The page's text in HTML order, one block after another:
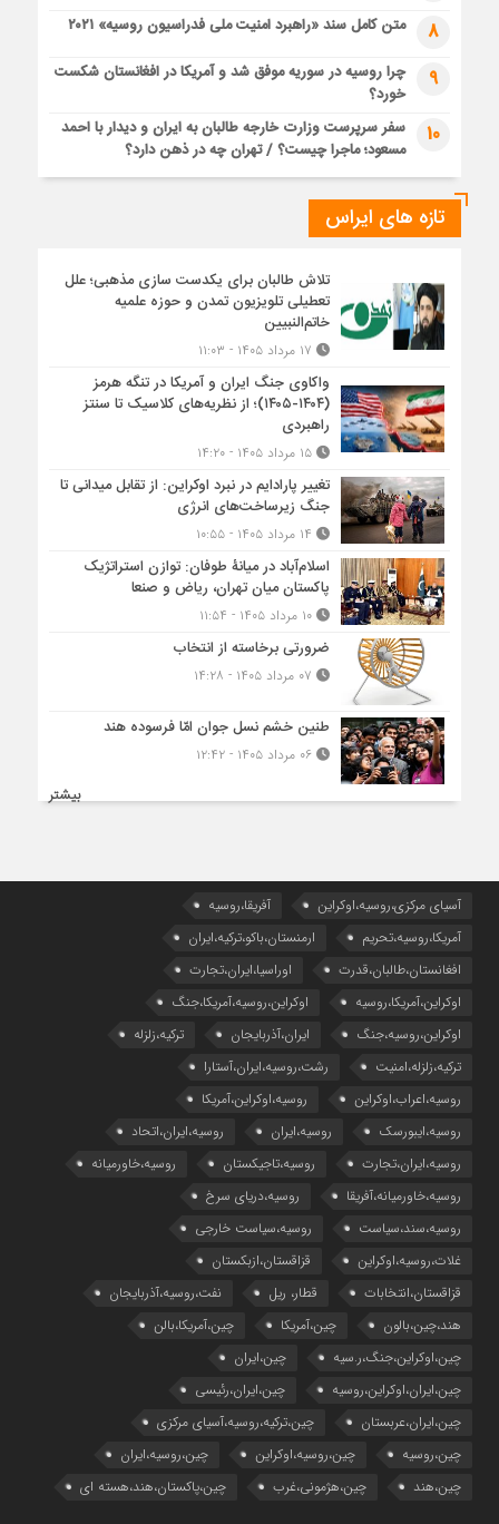
8 متن کامل سند «راهبرد امنیت ملی فدراسیون روسیه» ۲۰۲۱
9
چرا روسیه در سوریه موفق شد و آمریکا در افغانستان شکست
خورد؟
10
سفر سرپرست وزارت خارجه طالبان به ایران و دیدار با احمد
مسعود؛ ماجرا چیست؟ / تهران چه در ذهن دارد؟
تازه های ایراس
تلاش طالبان برای یکدست سازی مذهبی؛ علل
تعطیلی تلویزیون تمدن و حوزه علمیه
خاتم‌النبیین
واکاوی جنگ ایران و آمریکا در تنگه هرمز
(۱۴۰۴-۱۴۰۵)؛ از نظریه‌های کلاسیک تا سنتز
راهبردی
۱۵ مرداد ۱۴۰۵ - ۱۴:۲۰
تغییر پارادایم در نبرد اوکراین: از تقابل میدانی تا
جنگ زیرساخت‌های انرژی
اسلام‌آباد در میانۀ طوفان: توازن استراتژیک
پاکستان میان تهران، ریاض و صنعا
۱۰ مرداد ۱۴۰۵ - ۱۱:۵۴
ضرورتی برخاسته از انتخاب
طنین خشم نسل جوان امّا فرسوده هند
۰۶ مرداد ۱۴۰۵ - ۱۲:۴۲
بیشتر
آسیای مرکزی،روسیه،اوکراین
آفریقا،روسیه
آمریکا،روسیه،تحریم
ارمنستان،باکو،ترکیه،ایران
افغانستان،طالبان،قدرت
اوراسیا،ایران،تجارت
اوکراین،آمریکا،روسیه
اوکراین،روسیه،آمریکا،جنگ
اوکراین،روسیه،جنگ
ایران،آذربایجان
ترکیه،زلزله
ترکیه،زلزله،امنیت
رشت،روسیه،ایران،آستارا
روسیه،اعراب،اوکراین
روسیه،اوکراین،آمریکا
روسیه،ایبورسک
روسیه،ایران
روسیه،ایران،اتحاد
روسیه،ایران،تجارت
روسیه،تاجیکستان
روسیه،خاورمیانه
روسیه،خاورمیانه،آفریقا
روسیه،دریای سرخ
روسیه،سند،سیاست
روسیه،سیاست خارجی
غلات،روسیه،اوکراین
قزاقستان،ازبکستان
قزاقستان،انتخابات
قطار، ریل
نفت،روسیه،آذربایجان
هند،چین،بالون
چین،آمریکا
چین،آمریکا،بالن
چین،اوکراین،جنگ،ر.سیه
چین،ایران
چین،ایران،اوکراین،روسیه
چین،ایران،رئیسی
چین،ایران،عربستان
چین،ترکیه،روسیه،آسیای مرکزی
چین،روسیه
چین،روسیه،اوکراین
چین،روسیه،ایران
چین،هند
چین،هژمونی،غرب چین،پاکستان،هند،هسته ای